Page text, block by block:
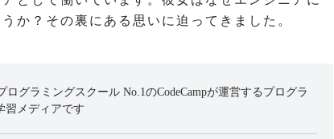
か？その裏にある思いに迫ってきました。
ログラミングスクール No.1のCodeCampが運営するプログラ
習メディアです